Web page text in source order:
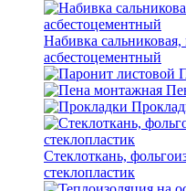
Набивка
асбестоцементный
Стеклоткань,
стеклопластик